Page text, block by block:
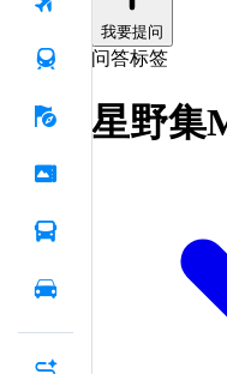
我要提问
问答标签
星野集